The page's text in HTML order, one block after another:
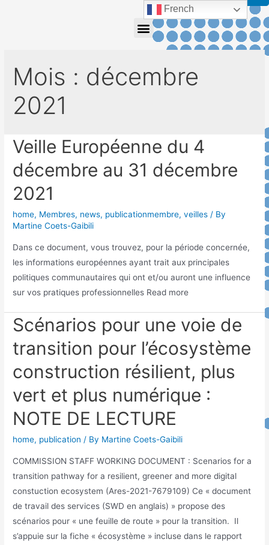
Mois : décembre
2021
Veille Européenne du 4
décembre au 31 décembre
2021
home, Membres, news, publicationmembre,veilles / By
Martine Coets-Gaibili
Dans ce document, vous trouvez, pour la période concernée,
les informations européennes ayant trait aux principales
politiques communautaires qui ont et/ou auront une influence
sur vos pratiques professionnelles Read more
Scénarios pour une voie de
transition pour l’écosystème
construction résilient, plus
vert et plus numérique :
NOTE DE LECTURE
home, publication / By Martine Coets-Gaibili
COMMISSION STAFF WORKING DOCUMENT : Scenarios for a
transition pathway for a resilient, greener and more digital
constuction ecosystem (Ares-2021-7679109) Ce « document
de travail des services (SWD en anglais) » propose des
scénarios pour « une feuille de route » pour la transition. Il
s’appuie sur la fiche « écosystème » incluse dans le rapport
French